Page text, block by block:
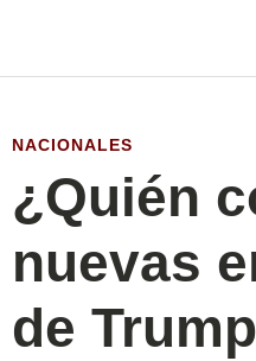
NACIONALES
¿Quién
nuevas
de